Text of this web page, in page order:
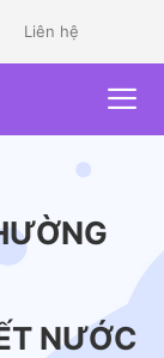
Liên hệ
NƯỚC